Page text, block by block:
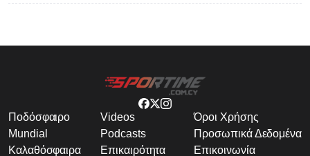
Ποδόσφαιρο
Mundial
Καλαθόσφαιρα
Videos
Podcasts
Επικαιρότητα
Όροι Χρήσης
Προσωπικά Δεδομένα
Επικοινωνία